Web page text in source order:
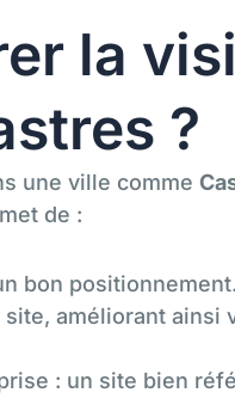
la
?
une ville comme
de :
bon positionnement.
améliorant ainsi
: un site bien